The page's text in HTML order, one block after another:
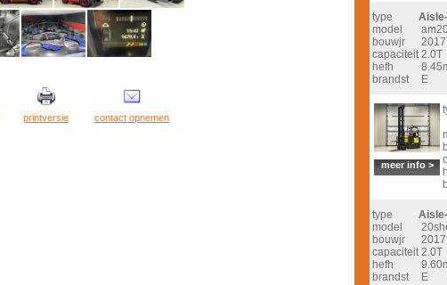
printversie contact opnemen
type
model
bouwjr
2017
capaciteit2.0T
hefh
brandst
E
meer info >
type
model
bouwjr
2017
capaciteit2.0T
hefh
brandst
E